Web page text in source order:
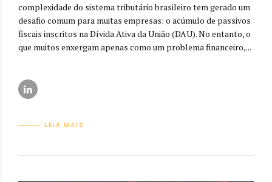
complexidade do sistema tributário brasileiro tem gerado um
desafio comum para muitas empresas: o acúmulo de passivos
fiscais inscritos na Dívida Ativa da União (DAU). No entanto, o
que muitos enxergam apenas como um problema financeiro,...
LEIA MAIS